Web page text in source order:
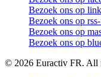
Bezoek ons op
Bezoek ons op
Bezoek ons op
Bezoek ons op
© 2026 Euractiv FR. All